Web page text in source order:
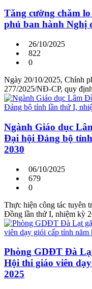
Tăng cường chăm
phủ ban hành Nghị
26/10/2025
822
0
Ngày 20/10/2025, Chính
277/2025/NĐ-CP, quy
Ngành Giáo dục
Đại hội Đảng bộ
2030
06/10/2025
679
0
Thực hiện công tác tuyên
Đồng lần thứ I, nhiệm kỳ
Phòng GDĐT Đà
Hội thi giáo viên
2025